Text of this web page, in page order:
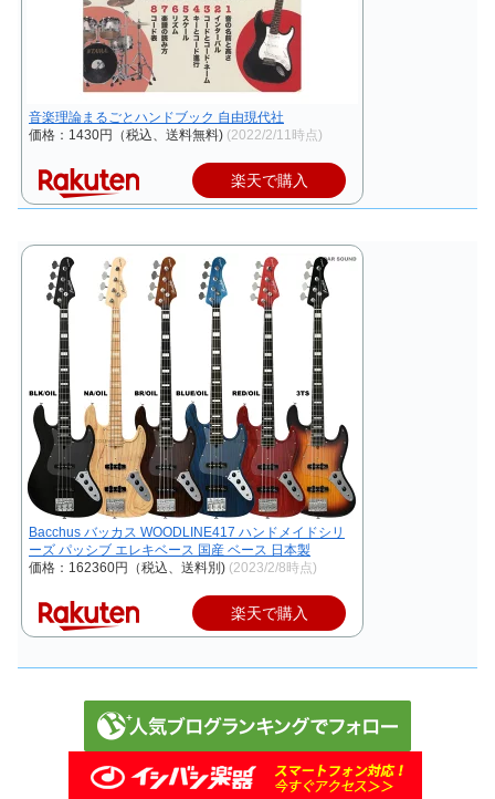
音楽理論まるごとハンドブック 自由現代社
価格：1430円（税込、送料無料) (2022/2/11時点)
楽天で購入
Bacchus バッカス WOODLINE417 ハンドメイドシリ
ーズ パッシブ エレキベース 国産 ベース 日本製
価格：162360円（税込、送料別) (2023/2/8時点)
楽天で購入